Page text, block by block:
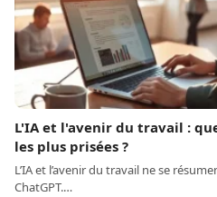
L'IA et l'avenir du travail :
les plus prisées ?
L’IA et l’avenir du travail ne se
ChatGPT.…